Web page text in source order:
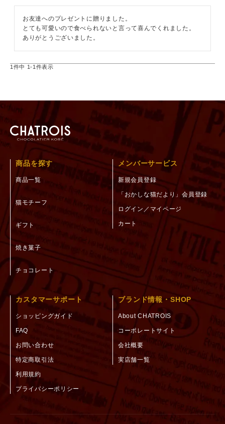
お友達へのプレゼントに贈りました。
とても可愛いので食べられないと言って喜んでくれました。
ありがとうございました。
1 件中 1-1 件表示
商品を探す
商品一覧
猫モチーフ
ギフト
焼き菓子
チョコレート
メンバーサービス
新規会員登録
「おかしな猫だより」会員登録
ログイン／マイページ
カート
カスタマーサポート
ショッピングガイド
FAQ
お問い合わせ
特定商取引法
利用規約
プライバシーポリシー
ブランド情報・SHOP
About CHATROIS
コーポレートサイト
会社概要
実店舗一覧